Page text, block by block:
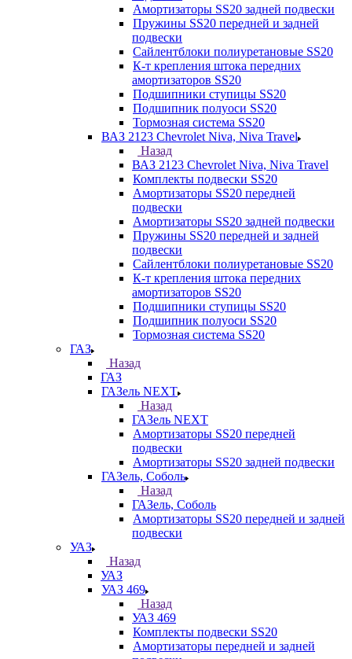
Амортизаторы SS20 задней подвески
Пружины SS20 передней и задней
подвески
Сайлентблоки полиуретановые SS20
К-т крепления штока передних
амортизаторов SS20
Подшипники ступицы SS20
Подшипник полуоси SS20
Тормозная система SS20
ВАЗ 2123 Chevrolet Niva, Niva Travel
Назад
ВАЗ 2123 Chevrolet Niva, Niva Travel
Комплекты подвески SS20
Амортизаторы SS20 передней
подвески
Амортизаторы SS20 задней подвески
Пружины SS20 передней и задней
подвески
Сайлентблоки полиуретановые SS20
К-т крепления штока передних
амортизаторов SS20
Подшипники ступицы SS20
Подшипник полуоси SS20
Тормозная система SS20
ГАЗ
Назад
ГАЗ
ГАЗель NEXT
Назад
ГАЗель NEXT
Амортизаторы SS20 передней
подвески
Амортизаторы SS20 задней подвески
ГАЗель, Соболь
Назад
ГАЗель, Соболь
Амортизаторы SS20 передней и задней
подвески
УАЗ
Назад
УАЗ
УАЗ 469
Назад
УАЗ 469
Комплекты подвески SS20
Амортизаторы передней и задней